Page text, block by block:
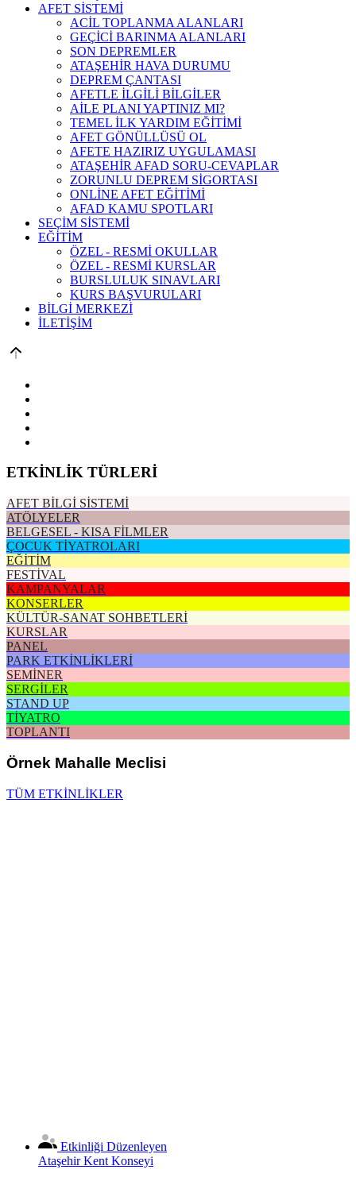
AFET SİSTEMİ
ACİL TOPLANMA ALANLARI
GEÇİCİ BARINMA ALANLARI
SON DEPREMLER
ATAŞEHİR HAVA DURUMU
DEPREM ÇANTASI
AFETLE İLGİLİ BİLGİLER
AİLE PLANI YAPTINIZ MI?
TEMEL İLK YARDIM EĞİTİMİ
AFET GÖNÜLLÜSÜ OL
AFETE HAZIRIZ UYGULAMASI
ATAŞEHİR AFAD SORU-CEVAPLAR
ZORUNLU DEPREM SİGORTASI
ONLİNE AFET EĞİTİMİ
AFAD KAMU SPOTLARI
SEÇİM SİSTEMİ
EĞİTİM
ÖZEL - RESMİ OKULLAR
ÖZEL - RESMİ KURSLAR
BURSLULUK SINAVLARI
KURS BAŞVURULARI
BİLGİ MERKEZİ
İLETİŞİM
ETKİNLİK TÜRLERİ
AFET BİLGİ SİSTEMİ
ATÖLYELER
BELGESEL - KISA FİLMLER
ÇOCUK TİYATROLARI
EĞİTİM
FESTİVAL
KAMPANYALAR
KONSERLER
KÜLTÜR-SANAT SOHBETLERİ
KURSLAR
PANEL
PARK ETKİNLİKLERİ
SEMİNER
SERGİLER
STAND UP
TİYATRO
TOPLANTI
Örnek Mahalle Meclisi
TÜM ETKİNLİKLER
Etkinliği Düzenleyen
Ataşehir Kent Konseyi